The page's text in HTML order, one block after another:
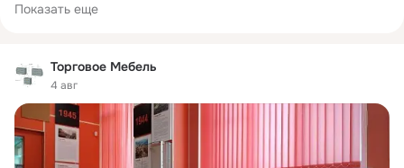
Торговое Мебель
4 авг
WWW.KVPOISK.RU
Показать еще